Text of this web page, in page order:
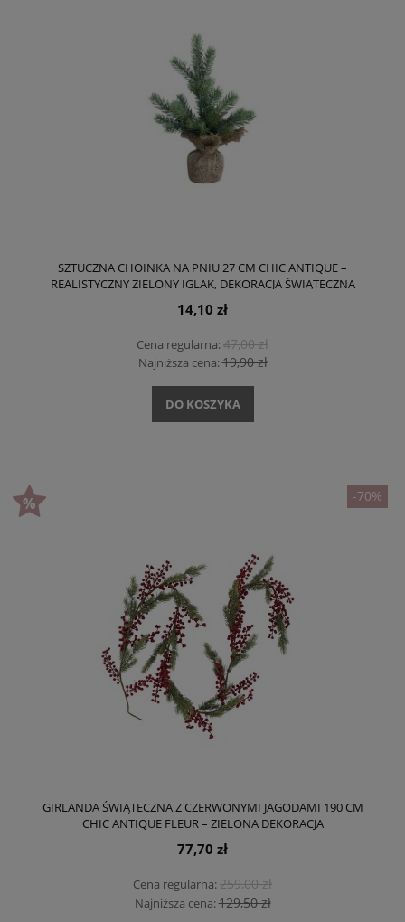
SZTUCZNA CHOINKA NA PNIU 27 CM CHIC ANTIQUE –
REALISTYCZNY ZIELONY IGLAK, DEKORACJA ŚWIĄTECZNA
14,10 zł
Cena regularna:47,00 zł
Najniższa cena:19,90 zł
DO KOSZYKA
GIRLANDA ŚWIĄTECZNA Z CZERWONYMI JAGODAMI 190 CM
CHIC ANTIQUE FLEUR – ZIELONA DEKORACJA
BOŻONARODZENIOWA
77,70 zł
Cena regularna:259,00 zł
Najniższa cena:129,50 zł
-70%